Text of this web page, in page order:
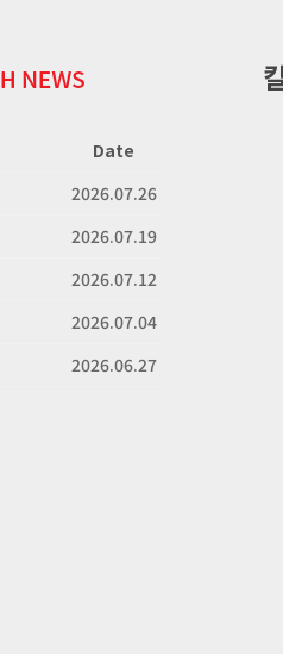
Date
2026.07.26
2026.07.19
2026.07.12
2026.07.04
2026.06.27